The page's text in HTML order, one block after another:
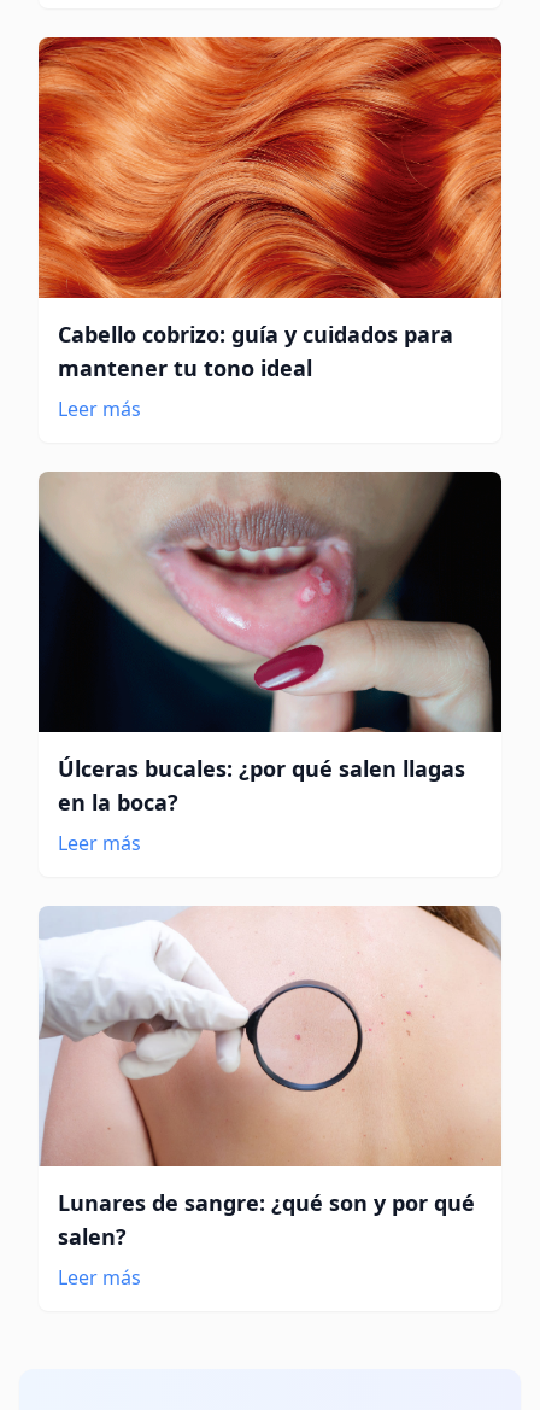
Cabello cobrizo: guía y cuidados para
mantener tu tono ideal
Leer más
Úlceras bucales: ¿por qué salen llagas
en la boca?
Leer más
Lunares de sangre: ¿qué son y por qué
salen?
Leer más